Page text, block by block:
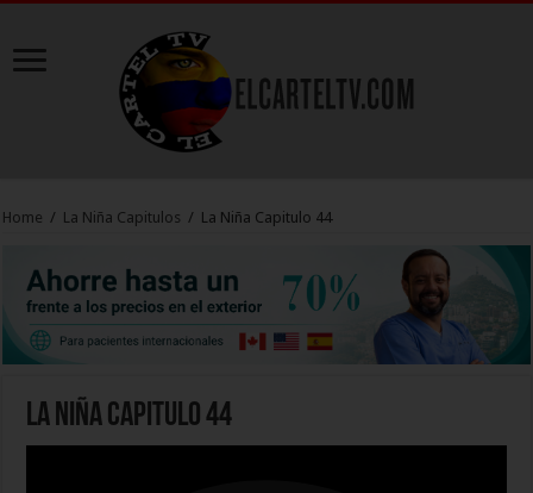
Home / La Niña Capitulos / La Niña Capitulo 44
La Niña Capitulo 44